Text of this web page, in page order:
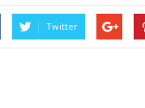
Twitter